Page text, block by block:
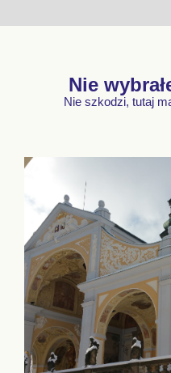
Nie
Nie szkodzi, tutaj